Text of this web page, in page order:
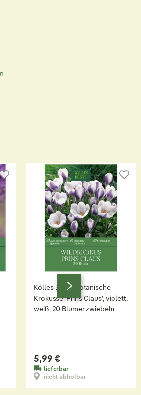
Kölles Beste Botanische
Krokusse 'Prins Claus', violett,
weiß, 20 Blumenzwiebeln
5,99 €
lieferbar
nicht abholbar